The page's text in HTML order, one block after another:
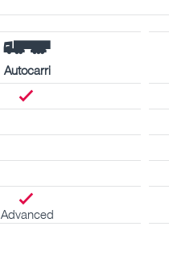
Autocarri
Advanced